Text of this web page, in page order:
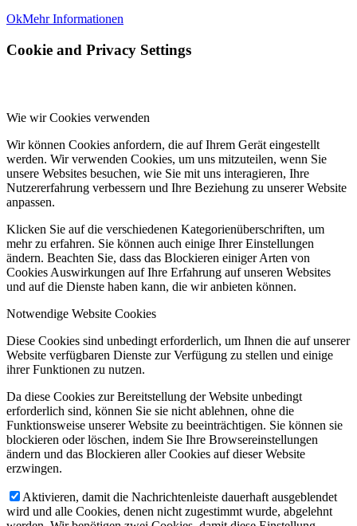
OkMehr Informationen
Cookie and Privacy Settings
Wie wir Cookies verwenden
Wir können Cookies anfordern, die auf Ihrem Gerät eingestellt
werden. Wir verwenden Cookies, um uns mitzuteilen, wenn Sie
unsere Websites besuchen, wie Sie mit uns interagieren, Ihre
Nutzererfahrung verbessern und Ihre Beziehung zu unserer Website
anpassen.
Klicken Sie auf die verschiedenen Kategorienüberschriften, um
mehr zu erfahren. Sie können auch einige Ihrer Einstellungen
ändern. Beachten Sie, dass das Blockieren einiger Arten von
Cookies Auswirkungen auf Ihre Erfahrung auf unseren Websites
und auf die Dienste haben kann, die wir anbieten können.
Notwendige Website Cookies
Diese Cookies sind unbedingt erforderlich, um Ihnen die auf unserer
Website verfügbaren Dienste zur Verfügung zu stellen und einige
ihrer Funktionen zu nutzen.
Da diese Cookies zur Bereitstellung der Website unbedingt
erforderlich sind, können Sie sie nicht ablehnen, ohne die
Funktionsweise unserer Website zu beeinträchtigen. Sie können sie
blockieren oder löschen, indem Sie Ihre Browsereinstellungen
ändern und das Blockieren aller Cookies auf dieser Website
erzwingen.
Aktivieren, damit die Nachrichtenleiste dauerhaft ausgeblendet
wird und alle Cookies, denen nicht zugestimmt wurde, abgelehnt